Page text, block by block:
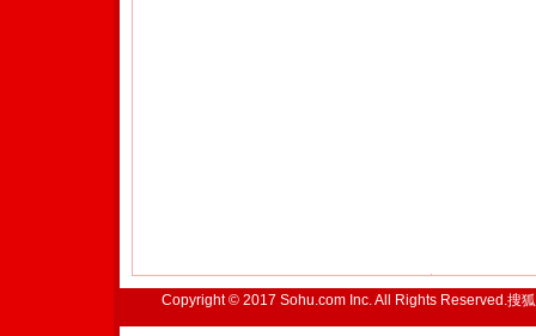
Copyright © 2017 Sohu.com Inc. All Rights Reserved.搜